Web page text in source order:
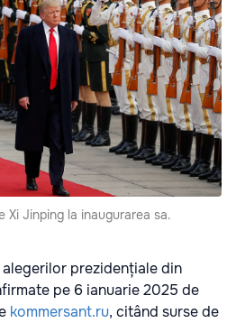
Xi Jinping la inaugurarea sa.
prezidențiale din
pe 6 ianuarie 2025 de
kommersant.ru, citând surse de